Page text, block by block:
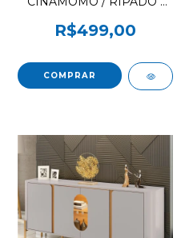
R$499,00